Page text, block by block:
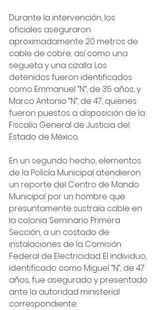
Durante la intervención, los
oficiales aseguraron
aproximadamente 20 metros de
cable de cobre, así como una
segueta y una cizalla. Los
detenidos fueron identificados
como Emmanuel “N”, de 35 años, y
Marco Antonio “N”, de 47, quienes
fueron puestos a disposición de la
Fiscalía General de Justicia del
Estado de México.
En un segundo hecho, elementos
de la Policía Municipal atendieron
un reporte del Centro de Mando
Municipal por un hombre que
presuntamente sustraía cable en
la colonia Seminario Primera
Sección, a un costado de
instalaciones de la Comisión
Federal de Electricidad. El individuo,
identificado como Miguel “N”, de 47
años, fue asegurado y presentado
ante la autoridad ministerial
correspondiente.